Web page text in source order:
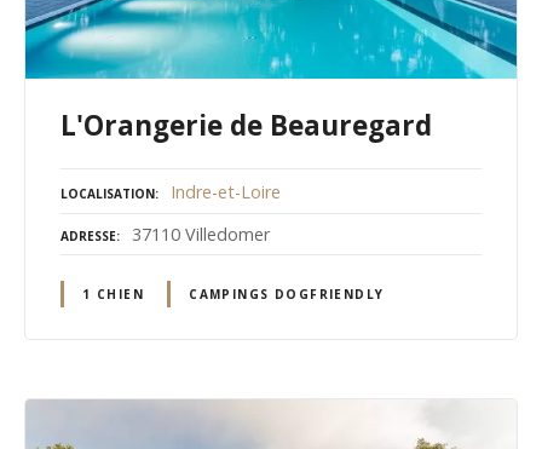
L'Orangerie de Beauregard
LOCALISATION Indre-et-Loire
ADRESSE 37110 Villedomer
1 CHIEN CAMPINGS DOGFRIENDLY